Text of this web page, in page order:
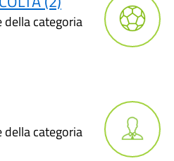
categoria
categoria